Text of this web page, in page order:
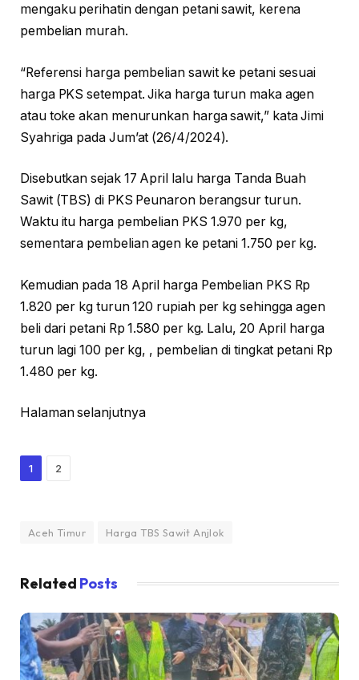
mengaku perihatin dengan petani sawit, kerena
pembelian murah.
“Referensi harga pembelian sawit ke petani sesuai
harga PKS setempat. Jika harga turun maka agen
atau toke akan menurunkan harga sawit,” kata Jimi
Syahriga pada Jum’at (26/4/2024).
Disebutkan sejak 17 April lalu harga Tanda Buah
Sawit (TBS) di PKS Peunaron berangsur turun.
Waktu itu harga pembelian PKS 1.970 per kg,
sementara pembelian agen ke petani 1.750 per kg.
Kemudian pada 18 April harga Pembelian PKS Rp
1.820 per kg turun 120 rupiah per kg sehingga agen
beli dari petani Rp 1.580 per kg. Lalu, 20 April harga
turun lagi 100 per kg, , pembelian di tingkat petani Rp
1.480 per kg.
Halaman selanjutnya
1 2
Aceh Timur Harga TBS Sawit Anjlok
Related Posts